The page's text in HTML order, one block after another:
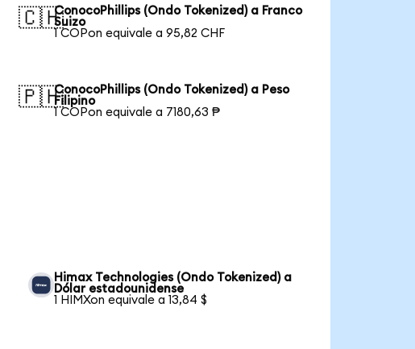
🇨🇭ConocoPhillips (Ondo Tokenized) a Franco
Suizo
1 COPon equivale a 95,82 CHF
🇵🇭ConocoPhillips (Ondo Tokenized) a Peso
Filipino
1 COPon equivale a 7180,63 ₱
Himax Technologies (Ondo Tokenized) a
Dólar estadounidense
1 HIMXon equivale a 13,84 $